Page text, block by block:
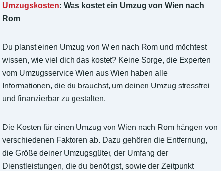
Umzugskosten: Was kostet ein Umzug von Wien nach
Rom
Du planst einen Umzug von Wien nach Rom und möchtest
wissen, wie viel dich das kostet? Keine Sorge, die Experten
vom Umzugsservice Wien aus Wien haben alle
Informationen, die du brauchst, um deinen Umzug stressfrei
und finanzierbar zu gestalten.
Die Kosten für einen Umzug von Wien nach Rom hängen von
verschiedenen Faktoren ab. Dazu gehören die Entfernung,
die Größe deiner Umzugsgüter, der Umfang der
Dienstleistungen, die du benötigst, sowie der Zeitpunkt